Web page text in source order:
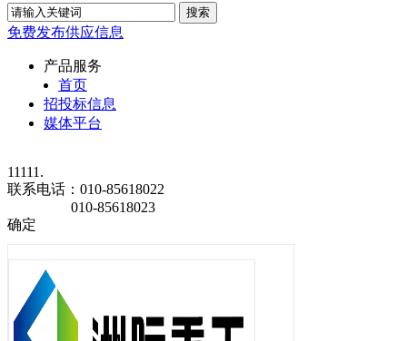
免费发布供应信息
产品服务
首页
招投标信息
媒体平台
11111.
联系电话： 010-85618022
010-85618023
确定